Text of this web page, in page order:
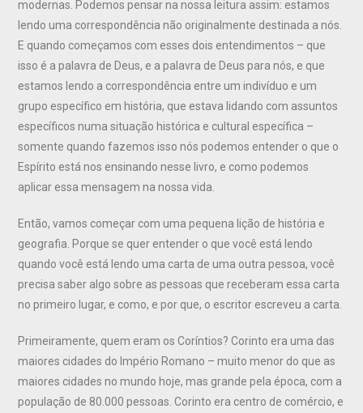
modernas. Podemos pensar na nossa leitura assim: estamos
lendo uma correspondência não originalmente destinada a nós.
E quando começamos com esses dois entendimentos – que
isso é a palavra de Deus, e a palavra de Deus para nós, e que
estamos lendo a correspondência entre um indivíduo e um
grupo específico em história, que estava lidando com assuntos
específicos numa situação histórica e cultural específica –
somente quando fazemos isso nós podemos entender o que o
Espírito está nos ensinando nesse livro, e como podemos
aplicar essa mensagem na nossa vida.
Então, vamos começar com uma pequena lição de história e
geografia. Porque se quer entender o que você está lendo
quando você está lendo uma carta de uma outra pessoa, você
precisa saber algo sobre as pessoas que receberam essa carta
no primeiro lugar, e como, e por que, o escritor escreveu a carta.
Primeiramente, quem eram os Coríntios? Corinto era uma das
maiores cidades do Império Romano – muito menor do que as
maiores cidades no mundo hoje, mas grande pela época, com a
população de 80.000 pessoas. Corinto era centro de comércio, e